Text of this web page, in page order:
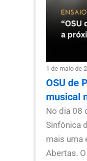
1 de maio de
OSU de
musical
No dia 08
Sinfônica
mais uma
Abertas.